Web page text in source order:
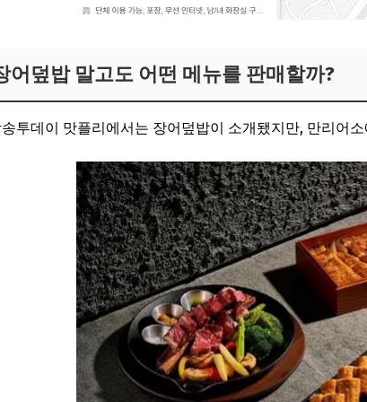
어덮밥 말고도 어떤 메뉴를 판매할까?
투데이 맛플리에서는 장어덮밥이 소개됐지만, 만리어